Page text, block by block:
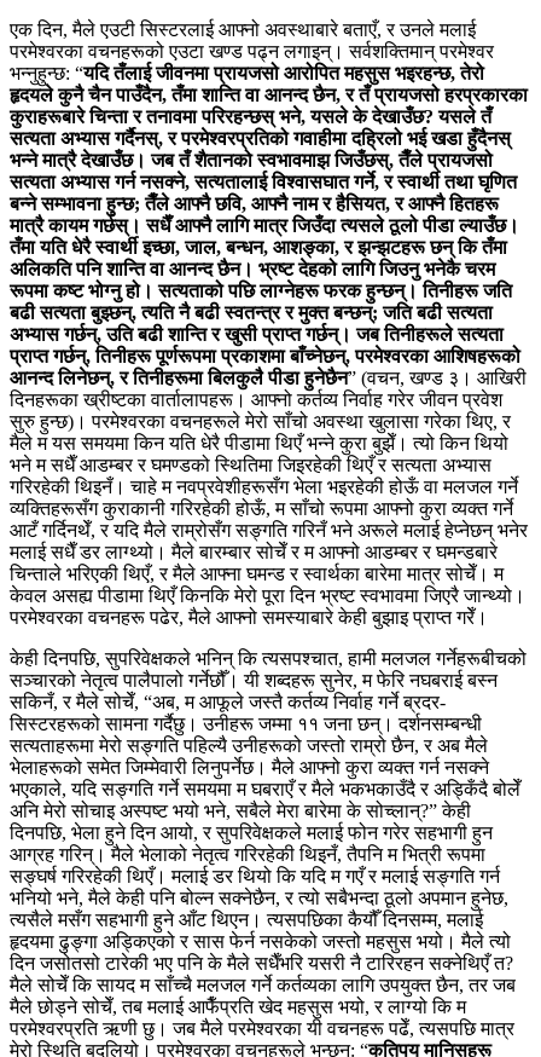
एक दिन, मैले एउटी सिस्टरलाई आफ्नो अवस्थाबारे बताएँ, र उनले मलाई
परमेश्‍वरका वचनहरूको एउटा खण्ड पढ्न लगाइन्। सर्वशक्तिमान्‌ परमेश्‍वर
भन्‍नुहुन्छ: “यदि तँलाई जीवनमा प्रायजसो आरोपित महसुस भइरहन्छ, तेरो
हृदयले कुनै चैन पाउँदैन, तँमा शान्ति वा आनन्द छैन, र तँ प्रायजसो हरप्रकारका
कुराहरूबारे चिन्ता र तनावमा परिरहन्छस् भने, यसले के देखाउँछ? यसले तँ
सत्यता अभ्यास गर्दैनस्, र परमेश्‍वरप्रतिको गवाहीमा दह्रिलो भई खडा हुँदैनस्
भन्‍ने मात्रै देखाउँछ। जब तँ शैतानको स्वभावमाझ जिउँछस्, तैँले प्रायजसो
सत्यता अभ्यास गर्न नसक्‍ने, सत्यतालाई विश्‍वासघात गर्ने, र स्वार्थी तथा घृणित
बन्‍ने सम्‍भावना हुन्छ; तैँले आफ्नै छवि, आफ्नै नाम र हैसियत, र आफ्नै हितहरू
मात्रै कायम गर्छस्। सधैँ आफ्नै लागि मात्र जिउँदा त्यसले ठूलो पीडा ल्याउँछ।
तँमा यति धेरै स्वार्थी इच्छा, जाल, बन्धन, आशङ्का, र झन्झटहरू छन् कि तँमा
अलिकति पनि शान्ति वा आनन्द छैन। भ्रष्ट देहको लागि जिउनु भनेकै चरम
रूपमा कष्ट भोग्‍नु हो। सत्यताको पछि लाग्नेहरू फरक हुन्छन्। तिनीहरू जति
बढी सत्यता बुझ्छन्, त्यति नै बढी स्वतन्त्र र मुक्त बन्छन्; जति बढी सत्यता
अभ्यास गर्छन्, उति बढी शान्ति र खुसी प्राप्त गर्छन्। जब तिनीहरूले सत्यता
प्राप्त गर्छन्, तिनीहरू पूर्णरूपमा प्रकाशमा बाँच्नेछन्, परमेश्‍वरका आशिषहरूको
आनन्द लिनेछन्, र तिनीहरूमा बिलकुलै पीडा हुनेछैन” (वचन, खण्ड ३। आखिरी
दिनहरूका ख्रीष्टका वार्तालापहरू। आफ्नो कर्तव्य निर्वाह गरेर जीवन प्रवेश
सुरु हुन्छ) । परमेश्‍वरका वचनहरूले मेरो साँचो अवस्था खुलासा गरेका थिए, र
मैले म यस समयमा किन यति धेरै पीडामा थिएँ भन्‍ने कुरा बुझेँ। त्यो किन थियो
भने म सधैँ आडम्बर र घमण्डको स्थितिमा जिइरहेकी थिएँ र सत्यता अभ्यास
गरिरहेकी थिइनँ। चाहे म नवप्रवेशीहरूसँग भेला भइरहेकी होऊँ वा मलजल गर्ने
व्यक्तिहरूसँग कुराकानी गरिरहेकी होऊँ, म साँचो रूपमा आफ्नो कुरा व्यक्त गर्ने
आटँ गर्दिनथेँ, र यदि मैले राम्रोसँग सङ्गति गरिनँ भने अरूले मलाई हेप्नेछन् भनेर
मलाई सधैँ डर लाग्थ्यो। मैले बारम्बार सोचेँ र म आफ्नो आडम्बर र घमन्डबारे
चिन्ताले भरिएकी थिएँ, र मैले आफ्ना घमन्ड र स्वार्थका बारेमा मात्र सोचेँ। म
केवल असह्य पीडामा थिएँ किनकि मेरो पूरा दिन भ्रष्ट स्वभावमा जिएरै जान्थ्यो।
परमेश्‍वरका वचनहरू पढेर, मैले आफ्नो समस्याबारे केही बुझाइ प्राप्त गरेँ।
केही दिनपछि, सुपरिवेक्षकले भनिन् कि त्यसपश्चात, हामी मलजल गर्नेहरूबीचको
सञ्चारको नेतृत्व पालैपालो गर्नेछौँ। यी शब्दहरू सुनेर, म फेरि नघबराई बस्न
सकिनँ, र मैले सोचेँ, “अब, म आफूले जस्तै कर्तव्य निर्वाह गर्ने ब्रदर-
सिस्टरहरूको सामना गर्दैछु। उनीहरू जम्मा ११ जना छन्। दर्शनसम्बन्धी
सत्यताहरूमा मेरो सङ्गति पहिल्यै उनीहरूको जस्तो राम्रो छैन, र अब मैले
भेलाहरूको समेत जिम्मेवारी लिनुपर्नेछ। मैले आफ्नो कुरा व्यक्त गर्न नसक्ने
भएकाले, यदि सङ्गति गर्ने समयमा म घबराएँ र मैले भकभकाउँदै र अड्किँदै बोलेँ
अनि मेरो सोचाइ अस्पष्ट भयो भने, सबैले मेरा बारेमा के सोच्लान्?” केही
दिनपछि, भेला हुने दिन आयो, र सुपरिवेक्षकले मलाई फोन गरेर सहभागी हुन
आग्रह गरिन्। मैले भेलाको नेतृत्व गरिरहेकी थिइनँ, तैपनि म भित्री रूपमा
सङ्घर्ष गरिरहेकी थिएँ। मलाई डर थियो कि यदि म गएँ र मलाई सङ्गति गर्न
भनियो भने, मैले केही पनि बोल्न सक्नेछैन, र त्यो सबैभन्दा ठूलो अपमान हुनेछ,
त्यसैले मसँग सहभागी हुने आँट थिएन। त्यसपछिका कैयौँ दिनसम्म, मलाई
हृदयमा ढुङ्गा अड्किएको र सास फेर्न नसकेको जस्तो महसुस भयो। मैले त्यो
दिन जसोतसो टारेकी भए पनि के मैले सधैँभरि यसरी नै टारिरहन सक्नेथिएँ त?
मैले सोचेँ कि सायद म साँच्चै मलजल गर्ने कर्तव्यका लागि उपयुक्त छैन, तर जब
मैले छोड्ने सोचेँ, तब मलाई आफैँप्रति खेद महसुस भयो, र लाग्यो कि म
परमेश्‍वरप्रति ऋणी छु। जब मैले परमेश्‍वरका यी वचनहरू पढेँ, त्यसपछि मात्र
मेरो स्थिति बदलियो। परमेश्‍वरका वचनहरूले भन्छन्: “कतिपय मानिसहरू